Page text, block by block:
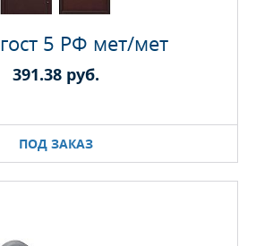
5 РФ мет/мет
ПОД ЗАКАЗ
391.38 руб.